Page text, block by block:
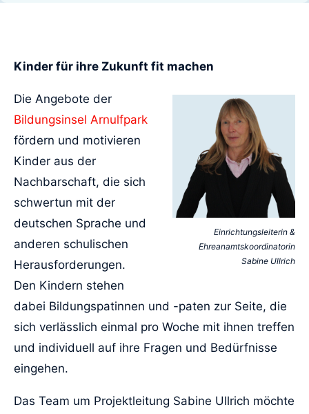
Kinder für ihre Zukunft fit machen
Einrichtungsleiterin &
Ehreanamtskoordinatorin
Sabine Ullrich
Die Angebote der
Bildungsinsel Arnulfpark
fördern und motivieren
Kinder aus der
Nachbarschaft, die sich
schwertun mit der
deutschen Sprache und
anderen schulischen
Herausforderungen.
Den Kindern stehen
dabei Bildungspatinnen und -paten zur Seite, die
sich verlässlich einmal pro Woche mit ihnen treffen
und individuell auf ihre Fragen und Bedürfnisse
eingehen.
Das Team um Projektleitung Sabine Ullrich möchte